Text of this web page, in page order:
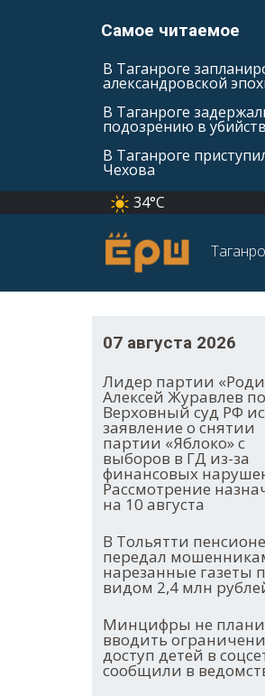
Самое читаемое
В Таганроге
александровской
В Таганроге
подозрению в
В Таганроге
Чехова
34°C
07 августа 2026
Лидер партии
Алексей Журавлев
Верховный суд РФ
заявление о снятии
партии «Яблоко» с
выборов в ГД из-за
финансовых
Рассмотрение
на 10 августа
В Тольятти
передал
нарезанные газеты
видом 2,4 млн
Минцифры не
вводить
доступ детей в
сообщили в